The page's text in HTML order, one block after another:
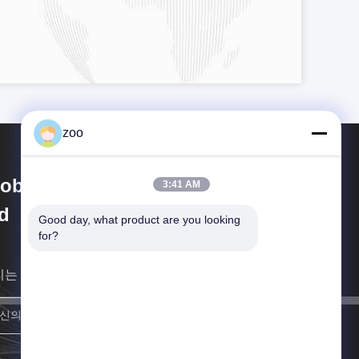
Chemicals International
는 최대한 빨리 당신에 되돌아갈 것입니다.
zoo
3:41 AM
Good day, what product are you looking
for?